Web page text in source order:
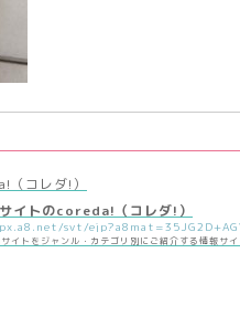
コレダ!）
イトのcoreda!（コレダ!）
イトをジャンル・カテゴリ別にご紹介する情報サ